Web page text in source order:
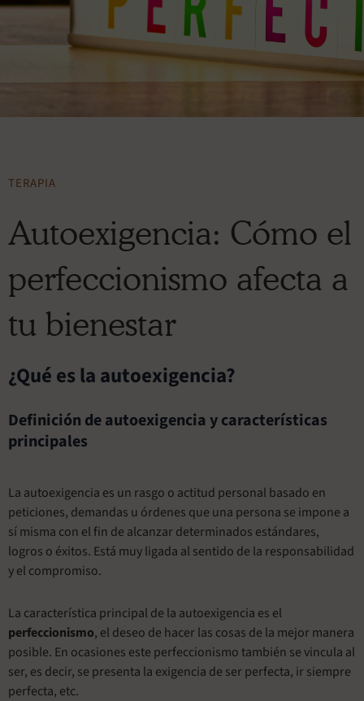
TERAPIA
Autoexigencia: Cómo el
perfeccionismo afecta a
tu bienestar
¿Qué es la autoexigencia?
Definición de autoexigencia y características
principales
La autoexigencia es un rasgo o actitud personal basado en
peticiones, demandas u órdenes que una persona se impone a
sí misma con el fin de alcanzar determinados estándares,
logros o éxitos. Está muy ligada al sentido de la responsabilidad
y el compromiso.
La característica principal de la autoexigencia es el
perfeccionismo, el deseo de hacer las cosas de la mejor manera
posible. En ocasiones este perfeccionismo también se vincula al
ser, es decir, se presenta la exigencia de ser perfecta, ir siempre
perfecta, etc.